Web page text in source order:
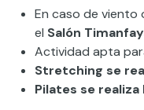
En caso de viento
el Salón
Actividad apta
Stretching se
Pilates se